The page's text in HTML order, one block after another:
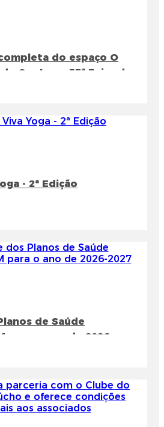
do espaço O
Conta na 53ª Feira do
- 2ª Edição
de Saúde
para o ano de 2026-